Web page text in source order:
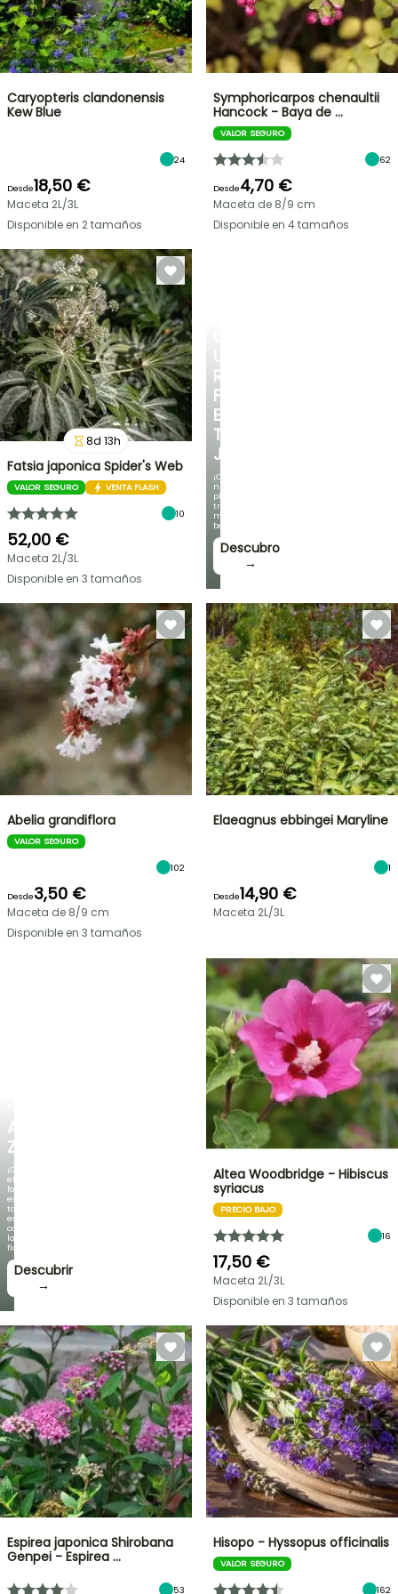
UN
RINCÓN
FRESCO
EN
TU
JARDÍN
¡Con
nuestras
plantas
trepadoras
más
bonitas!
Descubro
→
AGAPANTHUS
ZAMBEZI
¡Cuando
el
follaje
es
tan
espectacular
como
la
floración!
Descubrir
→
Caryopteris clandonensis
Kew Blue
24
Desde18,50 €
Maceta 2L/3L
Disponible en 2 tamaños
Symphoricarpos chenaultii
Hancock - Baya de …
VALOR SEGURO
62
Desde4,70 €
Maceta de 8/9 cm
Disponible en 4 tamaños
8d 13h
Fatsia japonica Spider's Web
VALOR SEGURO VENTA FLASH
10
52,00 €
Maceta 2L/3L
Disponible en 3 tamaños
Abelia grandiflora
VALOR SEGURO
102
Desde3,50 €
Maceta de 8/9 cm
Disponible en 3 tamaños
Elaeagnus ebbingei Maryline
1
Desde14,90 €
Maceta 2L/3L
Altea Woodbridge - Hibiscus
syriacus
PRECIO BAJO
16
17,50 €
Maceta 2L/3L
Disponible en 3 tamaños
Espirea japonica Shirobana
Genpei - Espirea …
53
Hisopo - Hyssopus officinalis
VALOR SEGURO
162